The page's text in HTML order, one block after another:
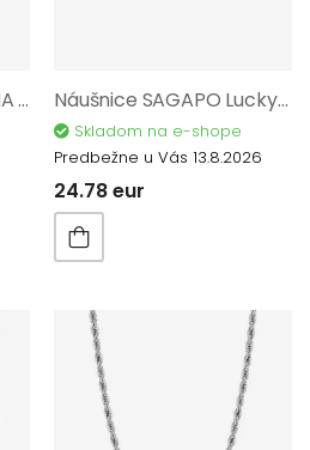
Pánske hodinky FESTINA Titanium 20698/1 Náušnice SAGAPO Lucky Light SKT63
Skladom na e-shope
Predbežne u Vás 13.8.2026
24.78 eur